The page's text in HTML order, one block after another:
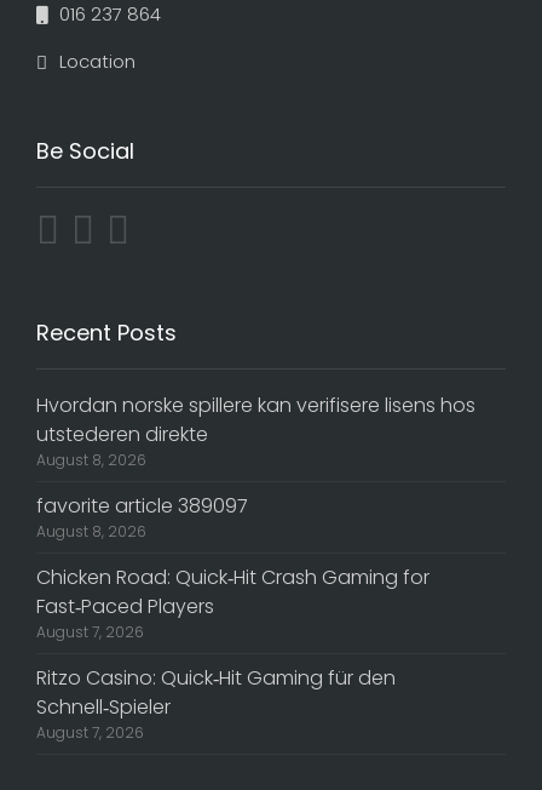
016 237 864
Location
Be Social
Recent Posts
Hvordan norske spillere kan verifisere lisens hos
utstederen direkte
August 8, 2026
favorite article 389097
August 8, 2026
Chicken Road: Quick‑Hit Crash Gaming for
Fast‑Paced Players
August 7, 2026
Ritzo Casino: Quick‑Hit Gaming für den
Schnell‑Spieler
August 7, 2026